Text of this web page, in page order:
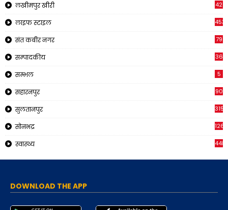
लखीमपुर खीरी 42
लाइफ स्टाइल 453
संत कबीर नगर 79
सम्पादकीय 36
सम्भल 5
सहारनपुर 90
सुलतानपुर 315
सोनभद्र 1266
स्वास्थ्य 448
DOWNLOAD THE APP